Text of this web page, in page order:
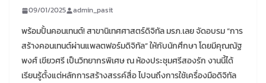
09/01/2025 admin_pasit
พร้อมปั้นคอนเทนต์! สาขานิเทศศาสตร์ดิจิทัล มรภ.เลย จัดอบรม “การ
สร้างคอนเทนต์ผ่านแพลตฟอร์มดิจิทัล” ให้กับนักศึกษา โดยมีคุณณัฐ
พงศ์ เขียวศรี เป็นวิทยากรพิเศษ ณ ห้องประชุมศรีสองรัก งานนี้ได้
เรียนรู้ตั้งแต่หลักการสร้างสรรค์สื่อ ไปจนถึงการใช้เครื่องมือดิจิทัล